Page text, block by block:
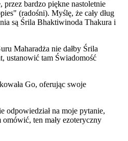
bardzo piękne nastoletnie
(radośni). Myślę, że cały dług
są Śrila Bhaktiwinoda Thakura i
Maharadża nie dałby Śrila
ustanowić tam Świadomość
Go, oferując swoje
odpowiedział na moje pytanie,
ten mały ezoteryczny